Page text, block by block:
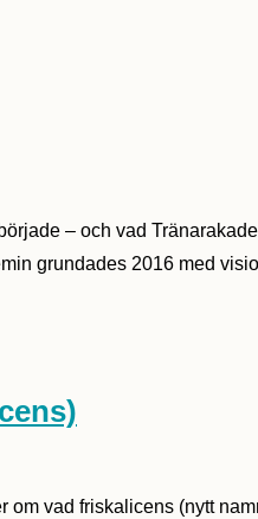
– och vad
grundades 2016 med
vad friskalicens (nytt